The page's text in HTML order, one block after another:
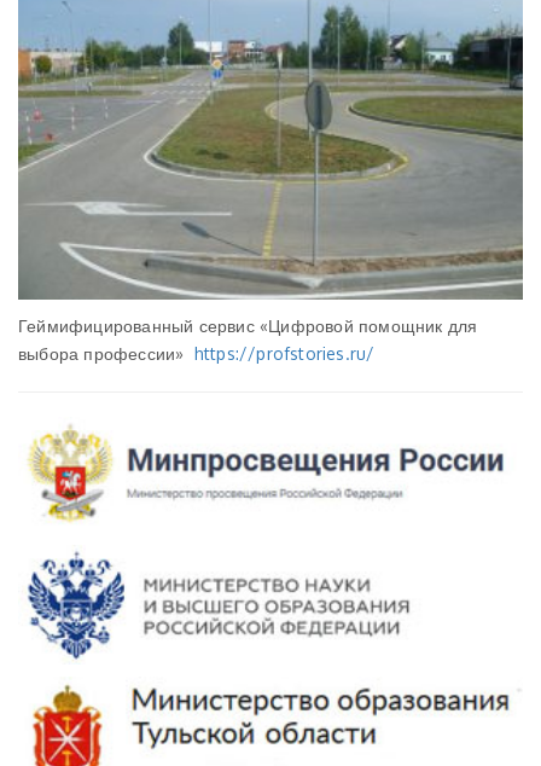
Геймифицированный сервис «Цифровой помощник для
выбора профессии» https://profstories.ru/